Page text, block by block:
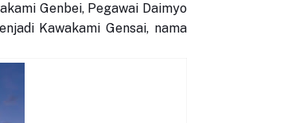
Genbei, Pegawai Daimyo
Kawakami Gensai, nama